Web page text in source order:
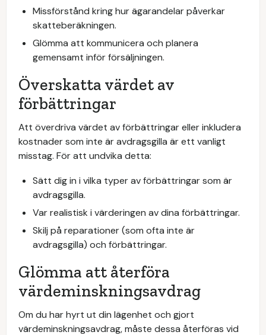
Missförstånd kring hur ägarandelar påverkar
skatteberäkningen.
Glömma att kommunicera och planera
gemensamt inför försäljningen.
Överskatta värdet av
förbättringar
Att överdriva värdet av förbättringar eller inkludera
kostnader som inte är avdragsgilla är ett vanligt
misstag. För att undvika detta:
Sätt dig in i vilka typer av förbättringar som är
avdragsgilla.
Var realistisk i värderingen av dina förbättringar.
Skilj på reparationer (som ofta inte är
avdragsgilla) och förbättringar.
Glömma att återföra
värdeminskningsavdrag
Om du har hyrt ut din lägenhet och gjort
värdeminskningsavdrag, måste dessa återföras vid